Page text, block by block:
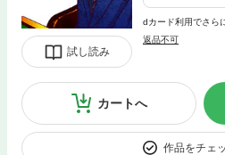
試し読み
dカード利用でさら
返品不可
カートへ
作品をチェ